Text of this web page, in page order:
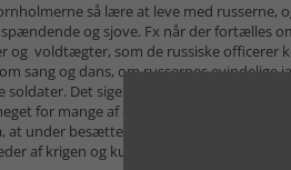
så lære at leve med russerne,
og sjove. Fx når der fortælles
og voldtægter, som de russiske
sang og dans, om russernes
soldater. Det siger sig selv, at et
for mange af de ca. 46.000
under besættelsen 1940-45 kun var
af krigen og kulminerede med ca.